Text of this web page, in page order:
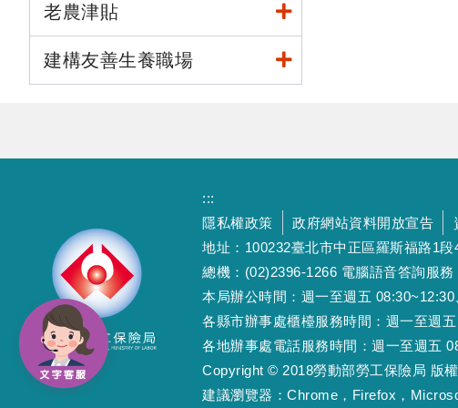
老農津貼
建構友善生養職場
:::
隱私權政策
政府網站資料開放宣告
地址：100232臺北市中正區羅斯福路1段
總機：(02)2396-1266 電腦語音答詢服
本局辦公時間：週一至週五
各縣市辦事處櫃檯服務時間：週一至週
各地辦事處電話服務時間：週一至週五
Copyright © 2018勞動部勞工保險局 版
建議瀏覽器：Chrome，Firefox，